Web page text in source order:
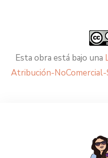
Esta obra está bajo una
Atribución-